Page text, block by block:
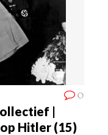
0
|
Hitler (15)